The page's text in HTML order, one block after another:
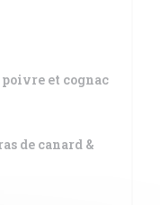
et cognac
de canard &